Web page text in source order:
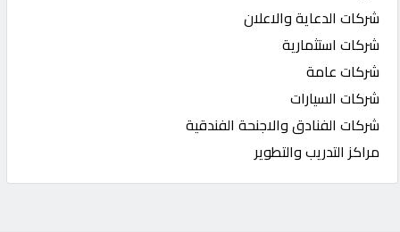
شركات الدعاية والاعلان
شركات استثمارية
شركات عامة
شركات السيارات
شركات الفنادق والاجنحة الفندقية
مراكز التدريب والتطوير